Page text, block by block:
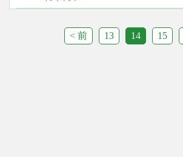
< 前 13 14 15